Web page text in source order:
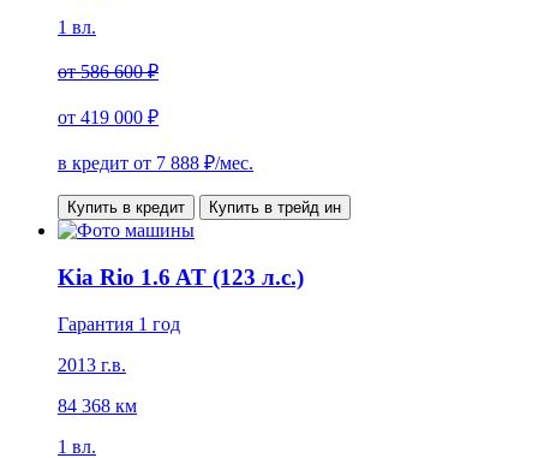
1 вл.
от586 600 ₽
от 419 000 ₽
в кредит от 7 888 ₽/мес.
Купить в кредит Купить в трейд ин
Kia Rio 1.6 AT (123 л.с.)
Гарантия 1 год
2013 г.в.
84 368 км
1 вл.